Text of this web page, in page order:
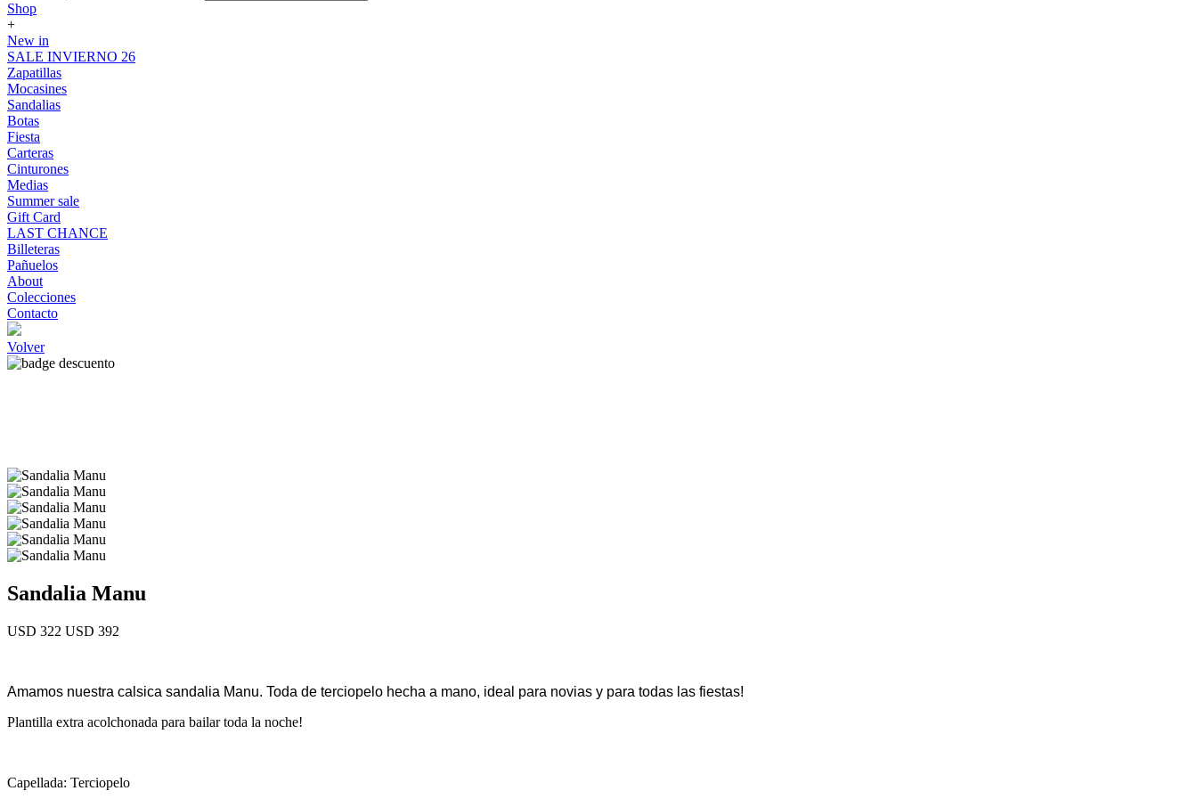
Shop
+
New in
SALE INVIERNO 26
Zapatillas
Mocasines
Sandalias
Botas
Fiesta
Carteras
Cinturones
Medias
Summer sale
Gift Card
LAST CHANCE
Billeteras
Pañuelos
About
Colecciones
Contacto
Volver
Sandalia Manu
USD 322 USD 392
Amamos nuestra calsica sandalia Manu. Toda de terciopelo hecha a mano, ideal para novias y para todas las fiestas!
Plantilla extra acolchonada para bailar toda la noche!
Capellada: Terciopelo